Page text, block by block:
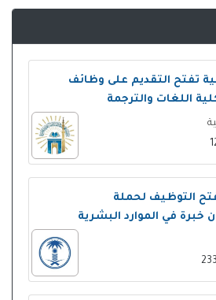
تفتح التقديم على وظائف
اللغات والترجمة
التوظيف لحملة
خبرة في الموارد البشرية